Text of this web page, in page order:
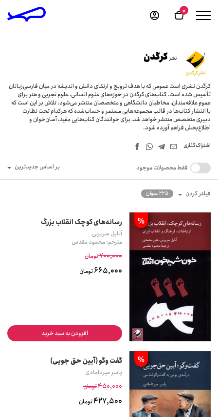
0
نشرکرگدن
كرگدن نشرى است عمومى كه با هدف ترويج و ارتقاى دانش و انديشه در ميان فارسى‌زبانان
تأسيس شده است. كتاب‌هاى كرگدن در حوزه‌هاى علوم انسانى، علوم تجربى و هنر براى
عموم علاقه‌مندان، مخاطبان دانشگاهى و متخصصان منتشر مى‌شود. تلاش بر اين است كه
با انتشار كتاب‌ها در قالب مجموعه‌هايى مستمر و حساب‌شده كه هركدام تحت نظارت
دبيرى متخصص منتشر خواهد شد، براى خوانندگان كتاب‌هايى مفيد، آسان‌خوان و
اطلاع‌بخش فراهم آورده شود.
اشتراک‌گذاری
فقط محصولات موجود بر اساس جدیدترین
فیلتر کردن 225 عنوان
% رسانه‌های کوچک انقلاب بزرگ
آنابل سربرنی
مترجم: محمود مقدس
700,000تومان
665,000تومان
افزودن به سبد خرید
% گفت وگو (آیین حق جویی)
یاسر میردامادی
450,000تومان
427,500تومان